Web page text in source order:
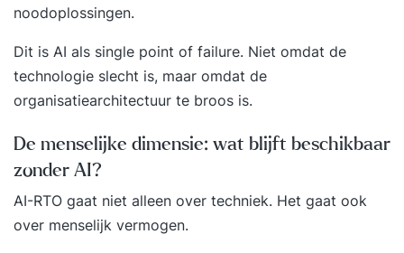
noodoplossingen.
Dit is AI als single point of failure. Niet omdat de
technologie slecht is, maar omdat de
organisatiearchitectuur te broos is.
De menselijke dimensie: wat blijft beschikbaar
zonder AI?
AI-RTO gaat niet alleen over techniek. Het gaat ook
over menselijk vermogen.